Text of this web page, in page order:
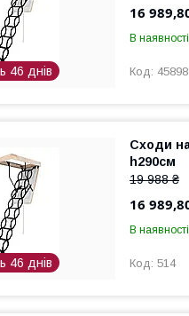
46 днів
16
В наявності
45898
46 днів
Сходи
h290см
19 988 ₴
16
В наявності
514